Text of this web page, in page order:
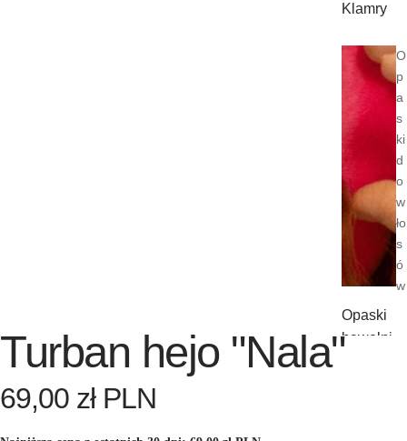
Klamry
O
p
a
s
ki
d
o
w
ło
s
ó
w
Opaski
bawełni
Turban hejo "Nala"
69,00 zł PLN